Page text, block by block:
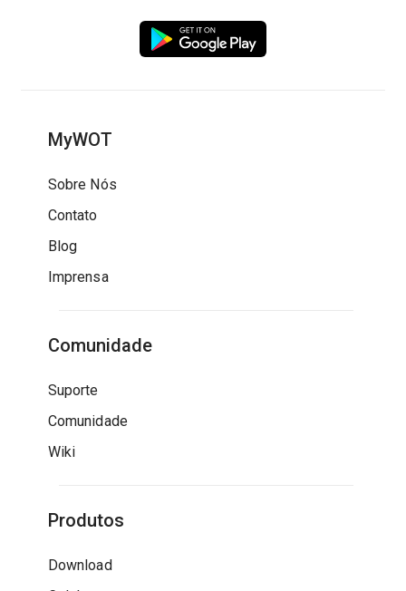
MyWOT
Sobre Nós
Contato
Blog
Imprensa
Comunidade
Suporte
Comunidade
Wiki
Produtos
Download